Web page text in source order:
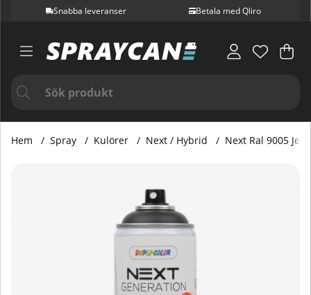
Snabba leveranser Betala med Qliro
.
Hem Spray Kulörer Next / Hybrid Next Ral 9005 Jet